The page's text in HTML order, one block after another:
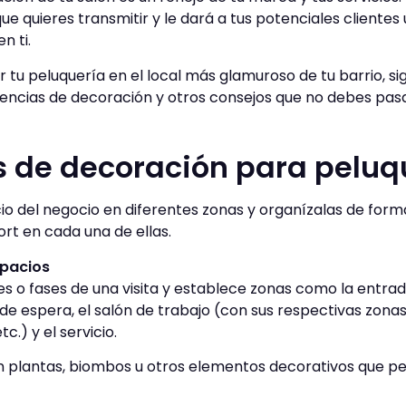
quieres transmitir y le dará a tus potenciales clientes
ti.
tu peluquería en el local más glamuroso de tu barrio,
de decoración y otros consejos que no debes
de decoración para
del negocio en diferentes zonas y organízalas de
en cada una de ellas.
o fases de una visita y establece zonas como la
espera, el salón de trabajo (con sus respectivas
y el servicio.
plantas, biombos u otros elementos decorativos que